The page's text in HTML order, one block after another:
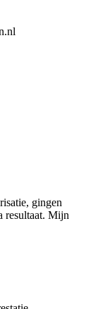
gingen
resultaat. Mijn